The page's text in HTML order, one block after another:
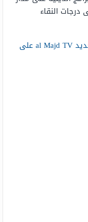
النقاء
تردد قناة المجد العامة الجديد al Majd TV على